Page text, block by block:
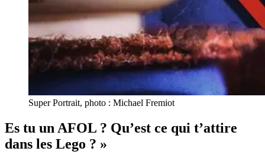
Super Portrait, photo : Michael Fremiot
Es tu un AFOL ? Qu’est ce qui t’attire
dans les Lego ? »